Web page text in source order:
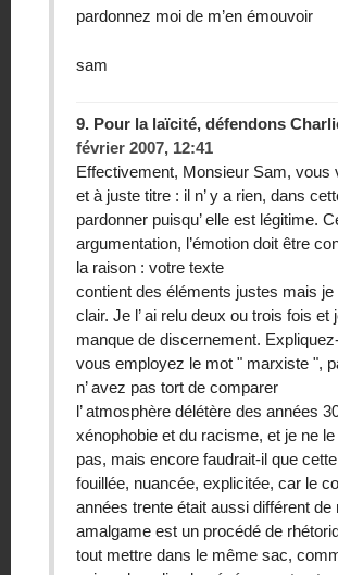
pardonnez moi de m’en émouvoir
sam
9. Pour la laïcité, défendons
février 2007, 12:41
Effectivement, Monsieur Sam, vous
et à juste titre : il n’ y a rien, dans
pardonner puisqu’ elle est légitime.
argumentation, l’émotion doit être
la raison : votre texte
contient des éléments justes mais je
clair. Je l’ ai relu deux ou trois fois et
manque de discernement.
vous employez le mot " marxiste ",
n’ avez pas tort de comparer
l’ atmosphère délétère des années
xénophobie et du racisme, et je ne
pas, mais encore faudrait-il que
fouillée, nuancée, explicitée, car le
années trente était aussi différent de
amalgame est un procédé de
tout mettre dans le même sac,